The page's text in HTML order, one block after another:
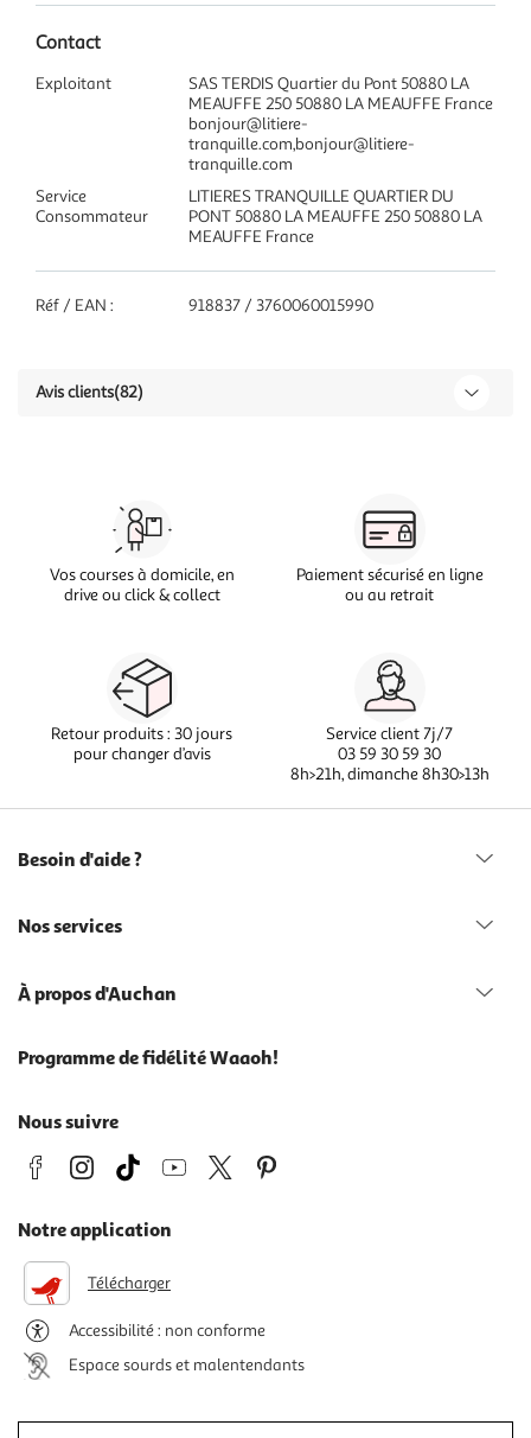
Contact
Exploitant
SAS TERDIS Quartier du Pont 50880 LA
MEAUFFE 250 50880 LA MEAUFFE France
bonjour@litiere-
tranquille.com,bonjour@litiere-
tranquille.com
Service
Consommateur
LITIERES TRANQUILLE QUARTIER DU
PONT 50880 LA MEAUFFE 250 50880 LA
MEAUFFE France
Réf / EAN : 918837 / 3760060015990
Avis clients(82)
Vos courses à domicile, en
drive ou click & collect
Paiement sécurisé en ligne
ou au retrait
Retour produits : 30 jours
pour changer d’avis
Service client 7j/7
03 59 30 59 30
8h>21h, dimanche 8h30>13h
Besoin d'aide ?
Nos services
À propos d'Auchan
Programme de fidélité Waaoh!
Nous suivre
Notre application
Télécharger
Accessibilité : non conforme
Espace sourds et malentendants